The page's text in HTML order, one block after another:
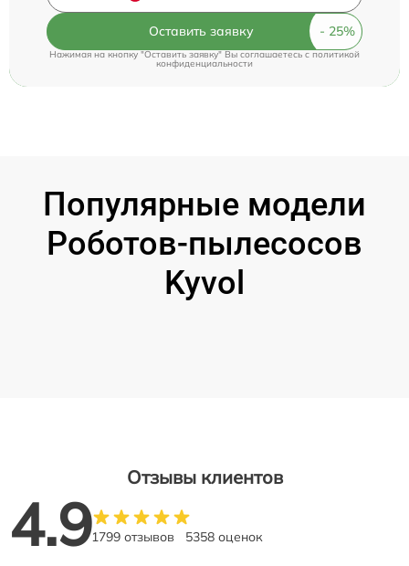
Оставить заявку
Нажимая на кнопку "Оставить заявку" Вы соглашаетесь cполитикой
конфиденциальности
Популярные модели
Роботов-пылесосов
Kyvol
Отзывы клиентов
4.91799 отзывов 5358 оценок